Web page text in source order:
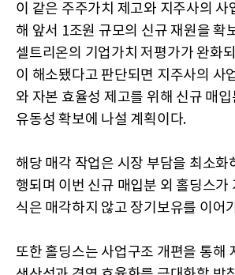
이 같은 주주가치 제고와 지주사의 사
해 앞서 1조원 규모의 신규 재원을 확
셀트리온의 기업가치 저평가가 완화
이 해소됐다고 판단되면 지주사의 사
와 자본 효율성 제고를 위해 신규 매
유동성 확보에 나설 계획이다.
해당 매각 작업은 시장 부담을 최소화
행되며 이번 신규 매입분 외 홀딩스가
식은 매각하지 않고 장기보유를 이어
또한 홀딩스는 사업구조 개편을 통해